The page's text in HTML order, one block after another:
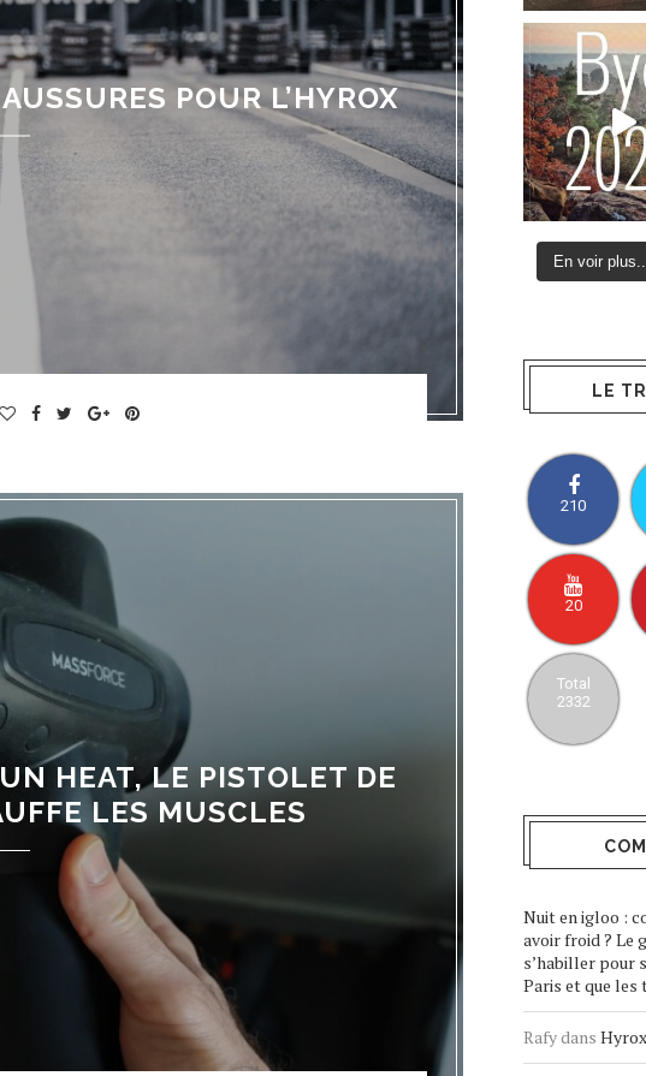
POUR L’HYROX
HEAT, LE PISTOLET DE
LES MUSCLES
En voir
LE
210
20
Total
2332
Nuit en igloo :
avoir froid ? Le
s’habiller pour
Paris et que
Rafydans